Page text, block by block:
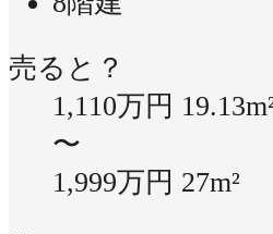
売ると？
1,110万円
〜
1,999万円 27m²